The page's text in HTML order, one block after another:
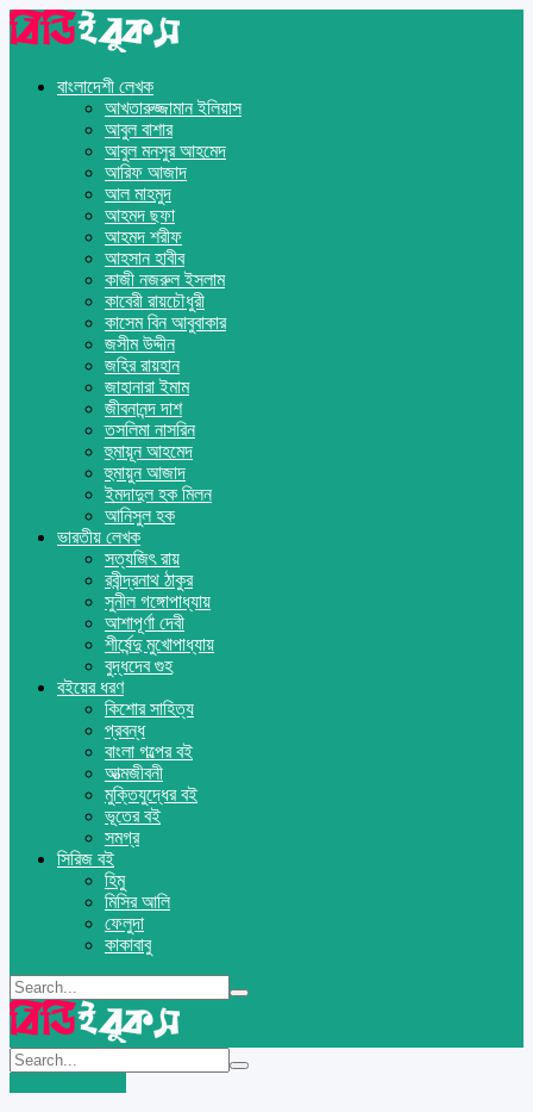
বাংলাদেশী লেখক
আখতারুজ্জামান ইলিয়াস
আবুল বাশার
আবুল মনসুর আহমেদ
আরিফ আজাদ
আল মাহমুদ
আহমদ ছফা
আহমদ শরীফ
আহসান হাবীব
কাজী নজরুল ইসলাম
কাবেরী রায়চৌধুরী
কাসেম বিন আবুবাকার
জসীম উদ্দীন
জহির রায়হান
জাহানারা ইমাম
জীবনানন্দ দাশ
তসলিমা নাসরিন
হুমায়ূন আহমেদ
হুমায়ুন আজাদ
ইমদাদুল হক মিলন
আনিসুল হক
ভারতীয় লেখক
সত্যজিৎ রায়
রবীন্দ্রনাথ ঠাকুর
সুনীল গঙ্গোপাধ্যায়
আশাপূর্ণা দেবী
শীর্ষেন্দু মুখোপাধ্যায়
বুদ্ধদেব গুহ
বইয়ের ধরণ
কিশোর সাহিত্য
প্রবন্ধ
বাংলা গল্পের বই
আত্মজীবনী
মুক্তিযুদ্ধের বই
ভূতের বই
সমগ্র
সিরিজ বই
হিমু
মিসির আলি
ফেলুদা
কাকাবাবু